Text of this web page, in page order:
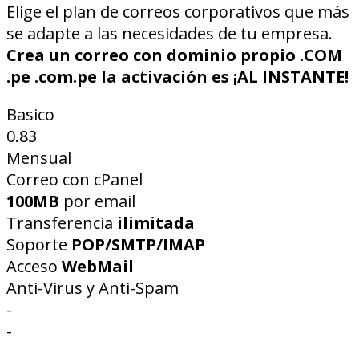
Elige el plan de correos corporativos que más
se adapte a las necesidades de tu empresa.
Crea un correo con dominio propio .COM
.pe .com.pe la activación es ¡AL INSTANTE!
Basico
0.83
Mensual
Correo con cPanel
100MB por email
Transferencia ilimitada
Soporte POP/SMTP/IMAP
Acceso WebMail
Anti-Virus y Anti-Spam
-
-